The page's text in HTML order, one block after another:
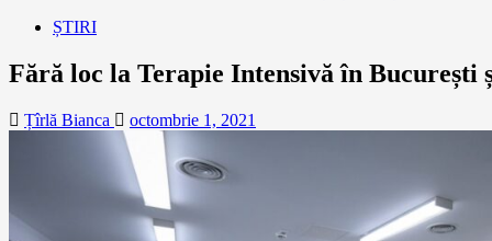
ȘTIRI
Fără loc la Terapie Intensivă în București
Țîrlă Bianca octombrie 1, 2021